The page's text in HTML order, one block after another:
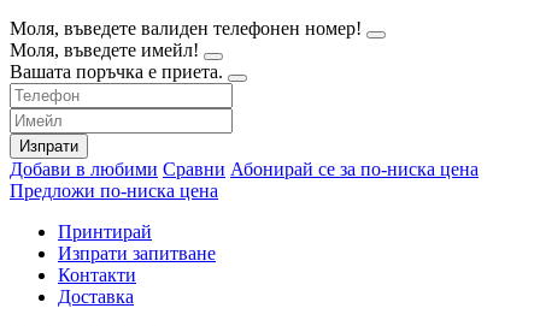
Моля, въведете валиден телефонен номер!
Моля, въведете имейл!
Вашата поръчка е приета.
Изпрати
Добави в любими Сравни Абонирай се за по-ниска цена
Предложи по-ниска цена
Принтирай
Изпрати запитване
Контакти
Доставка